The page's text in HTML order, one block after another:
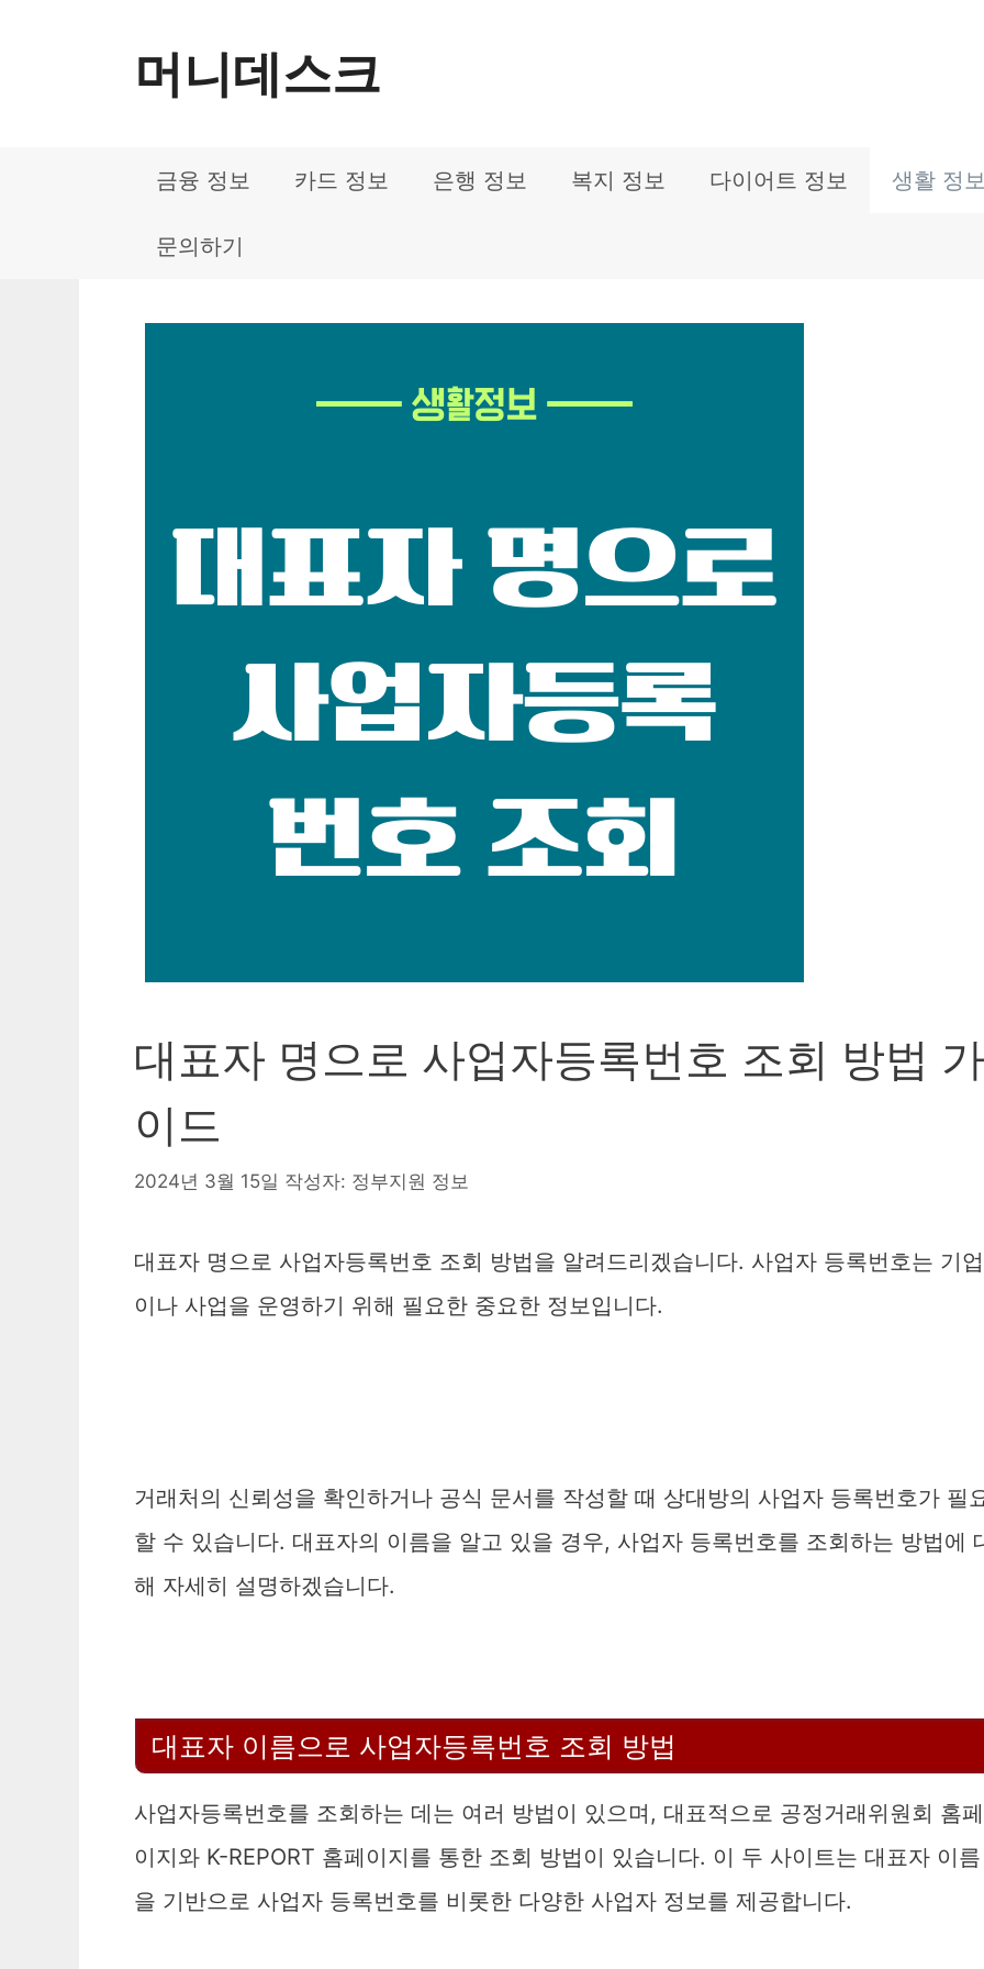
머니데스크
금융 정보 카드 정보 은행 정보 복지 정보 다이어트 정보 생활 정
문의하기
대표자 명으로 사업자등록번호 조회 방법 가
이드
2024년 3월 15일 작성자: 정부지원 정보
대표자 명으로 사업자등록번호 조회 방법을 알려드리겠습니다. 사업자 등록번호는 기업
이나 사업을 운영하기 위해 필요한 중요한 정보입니다.
거래처의 신뢰성을 확인하거나 공식 문서를 작성할 때 상대방의 사업자 등록번호가 필
할 수 있습니다. 대표자의 이름을 알고 있을 경우, 사업자 등록번호를 조회하는 방법에
해 자세히 설명하겠습니다.
대표자 이름으로 사업자등록번호 조회 방법
사업자등록번호를 조회하는 데는 여러 방법이 있으며, 대표적으로 공정거래위원회 홈페
이지와 K-REPORT 홈페이지를 통한 조회 방법이 있습니다. 이 두 사이트는 대표자 이름
을 기반으로 사업자 등록번호를 비롯한 다양한 사업자 정보를 제공합니다.